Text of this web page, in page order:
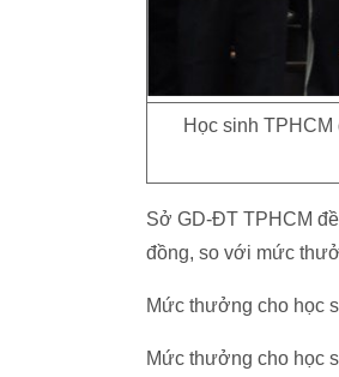
Học sinh
Sở GD-ĐT TPHCM
đồng, so với mức
Mức thưởng cho học
Mức thưởng cho học